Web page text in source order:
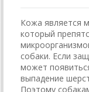
Кожа является
который
собаки. Если
может
выпадение
Поэтому